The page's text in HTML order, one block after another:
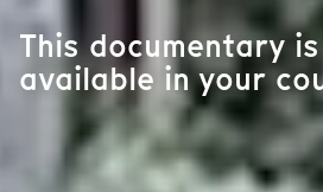
This documentary
available in your